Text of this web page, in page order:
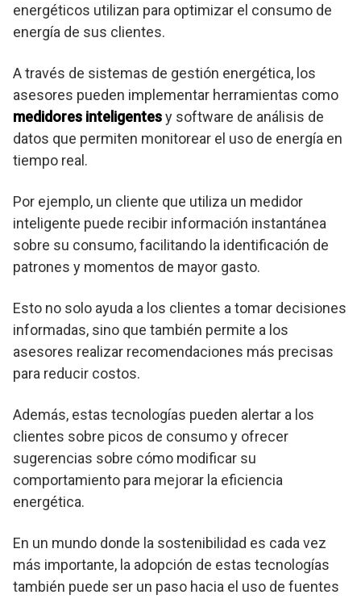
energéticos utilizan para optimizar el consumo de
energía de sus clientes.
A través de sistemas de gestión energética, los
asesores pueden implementar herramientas como
medidores inteligentesy software de análisis de
datos que permiten monitorear el uso de energía en
tiempo real.
Por ejemplo, un cliente que utiliza un medidor
inteligente puede recibir información instantánea
sobre su consumo, facilitando la identificación de
patrones y momentos de mayor gasto.
Esto no solo ayuda a los clientes a tomar decisiones
informadas, sino que también permite a los
asesores realizar recomendaciones más precisas
para reducir costos.
Además, estas tecnologías pueden alertar a los
clientes sobre picos de consumo y ofrecer
sugerencias sobre cómo modificar su
comportamiento para mejorar la eficiencia
energética.
En un mundo donde la sostenibilidad es cada vez
más importante, la adopción de estas tecnologías
también puede ser un paso hacia el uso de fuentes